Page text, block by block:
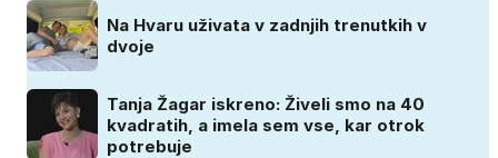
Na Hvaru uživata v zadnjih trenutkih v
dvoje
Tanja Žagar iskreno: Živeli smo na 40
kvadratih, a imela sem vse, kar otrok
potrebuje